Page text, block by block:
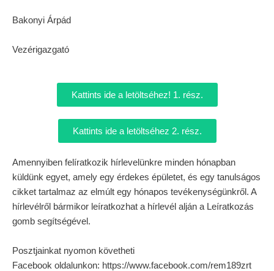
Bakonyi Árpád
Vezérigazgató
Kattints ide a letöltséhez! 1. rész.
Kattints ide a letöltséhez 2. rész.
Amennyiben felíratkozik hírlevelünkre minden hónapban
küldünk egyet, amely egy érdekes épületet, és egy tanulságos
cikket tartalmaz az elmúlt egy hónapos tevékenységünkről. A
hírlevélről bármikor leíratkozhat a hírlevél alján a Leíratkozás
gomb segítségével.
Posztjainkat nyomon követheti
Facebook oldalunkon: https://www.facebook.com/rem189zrt